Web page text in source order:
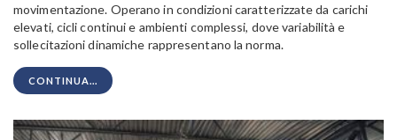
movimentazione. Operano in condizioni caratterizzate da carichi
elevati, cicli continui e ambienti complessi, dove variabilità e
sollecitazioni dinamiche rappresentano la norma.
CONTINUA...